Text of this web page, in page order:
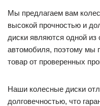
Мы предлагаем вам
высокой прочностью и
диски являются одной
автомобиля, поэтому мы
товар от проверенных
Наши колесные диски
долговечностью, что